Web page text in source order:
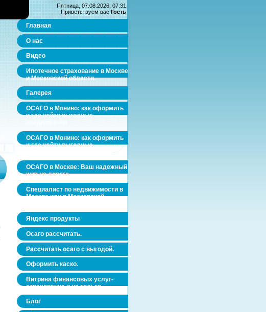
Пятница, 07.08.2026, 07:31
Приветствуем вас Гость
Главная
О нас
Видео
Ипотечное страхование в Москве
и Московской области.
Галерея
ОСАГО в Монино: как оформить
и где найти выгодные
ОСАГО в Монино: как оформить
и где найти выгодные
ОСАГО в Москве: Ваш надежный
щит на дороге
Специалист по недвижимости в
Москве или в Московской
Яндекс продукты
Осаго рассчитать.
Рассчитать осаго с выгодой.
Оформить каско.
Витрина финансовых услуг-
страхование и не только.
Блог